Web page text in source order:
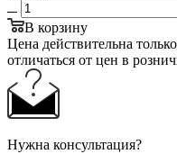
В корзину
Цена действительна
отличаться от цен в
Нужна консультация?